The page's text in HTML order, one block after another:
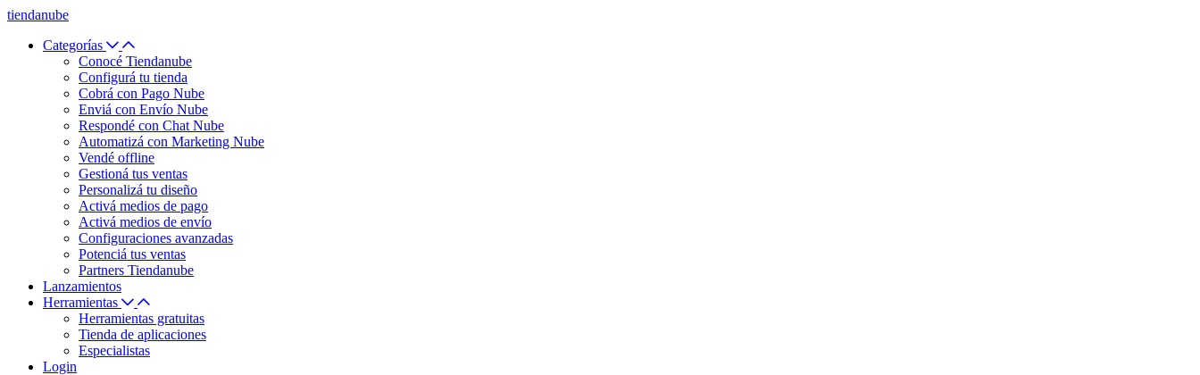
tiendanube
Categorías
Conocé Tiendanube
Configurá tu tienda
Cobrá con Pago Nube
Enviá con Envío Nube
Respondé con Chat Nube
Automatizá con Marketing Nube
Vendé offline
Gestioná tus ventas
Personalizá tu diseño
Activá medios de pago
Activá medios de envío
Configuraciones avanzadas
Potenciá tus ventas
Partners Tiendanube
Lanzamientos
Herramientas
Herramientas gratuitas
Tienda de aplicaciones
Especialistas
Login